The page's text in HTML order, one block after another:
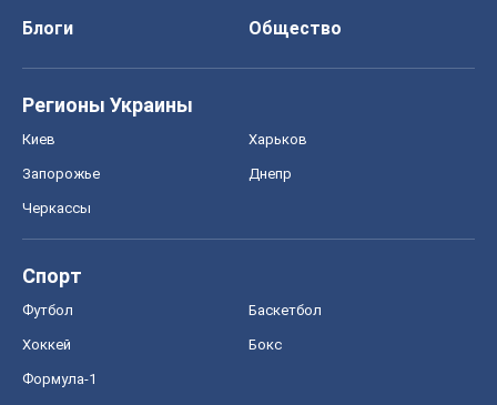
Блоги
Общество
Регионы Украины
Киев Харьков
Запорожье Днепр
Черкассы
Спорт
Футбол Баскетбол
Хоккей Бокс
Формула-1